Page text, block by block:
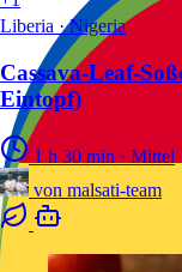
Liberia · Nigeria
Cassava-Leaf-
Eintopf)
1 h 30 min · Mittel
von malsati-team